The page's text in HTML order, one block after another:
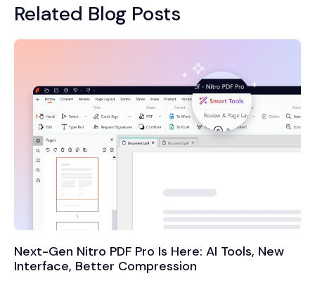
Related Blog Posts
Next-Gen Nitro PDF Pro Is Here: AI Tools, New
Interface, Better Compression